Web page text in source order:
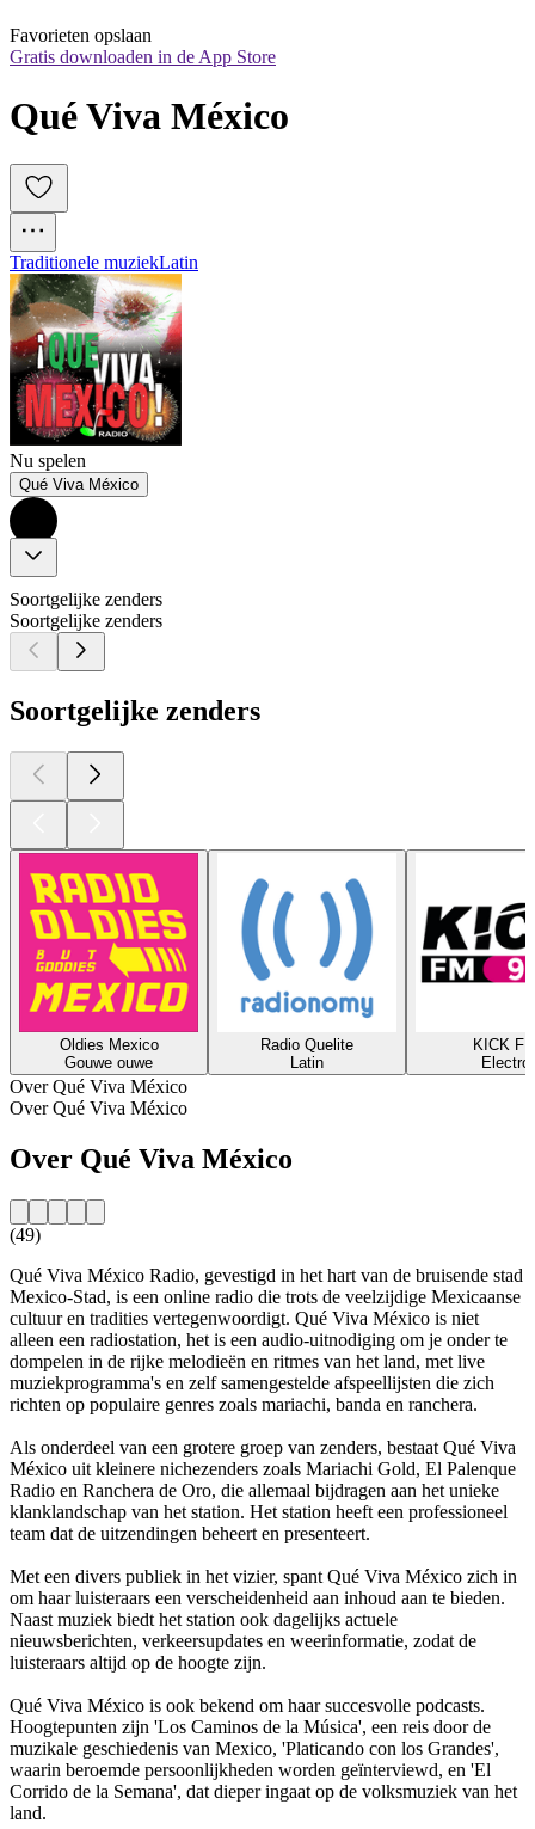
Favorieten opslaan
Gratis downloaden in de App Store
Qué Viva México
Traditionele muziekLatin
Nu spelen
Qué Viva México
Soortgelijke zenders
Soortgelijke zenders
Soortgelijke zenders
Oldies Mexico
Gouwe ouwe
Radio Quelite
Latin
KICK
Electro
Over Qué Viva México
Over Qué Viva México
Over Qué Viva México
(49)
Qué Viva México Radio, gevestigd in het hart van de bruisende stad
Mexico-Stad, is een online radio die trots de veelzijdige Mexicaanse
cultuur en tradities vertegenwoordigt. Qué Viva México is niet
alleen een radiostation, het is een audio-uitnodiging om je onder te
dompelen in de rijke melodieën en ritmes van het land, met live
muziekprogramma's en zelf samengestelde afspeellijsten die zich
richten op populaire genres zoals mariachi, banda en ranchera.
Als onderdeel van een grotere groep van zenders, bestaat Qué Viva
México uit kleinere nichezenders zoals Mariachi Gold, El Palenque
Radio en Ranchera de Oro, die allemaal bijdragen aan het unieke
klanklandschap van het station. Het station heeft een professioneel
team dat de uitzendingen beheert en presenteert.
Met een divers publiek in het vizier, spant Qué Viva México zich in
om haar luisteraars een verscheidenheid aan inhoud aan te bieden.
Naast muziek biedt het station ook dagelijks actuele
nieuwsberichten, verkeersupdates en weerinformatie, zodat de
luisteraars altijd op de hoogte zijn.
Qué Viva México is ook bekend om haar succesvolle podcasts.
Hoogtepunten zijn 'Los Caminos de la Música', een reis door de
muzikale geschiedenis van Mexico, 'Platicando con los Grandes',
waarin beroemde persoonlijkheden worden geïnterviewd, en 'El
Corrido de la Semana', dat dieper ingaat op de volksmuziek van het
land.